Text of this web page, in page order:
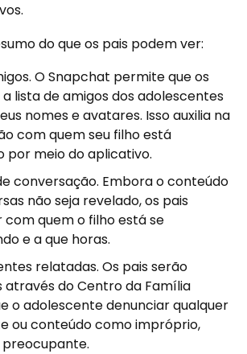
do que os pais podem ver:
O Snapchat permite que os
lista de amigos dos adolescentes
nomes e avatares. Isso auxilia na
com quem seu filho está
por meio do aplicativo.
conversação. Embora o conteúdo
não seja revelado, os pais
com quem o filho está se
e a que horas.
relatadas. Os pais serão
através do Centro da Família
o adolescente denunciar qualquer
ou conteúdo como impróprio,
preocupante.